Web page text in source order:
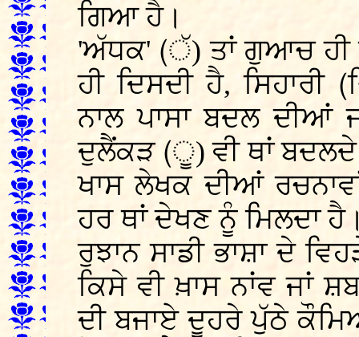
ਗਿਆ ਹੈ।
'ਅੱਧਕ' (ੱ) ਤਾਂ ਗੁਆਚ ਹੀ
ਹੀ ਦਿਸਦੀ ਹੈ,
ਨਾਲ ਪਾਸਾ ਬਦਲ
ਦੁਲੈਂਕੜ (ੂ) ਵੀ ਥਾਂ
ਖਾਸ ਲੇਖਕ ਦੀਆਂ
ਹਰ ਥਾਂ ਦੇਖਣ ਨੂੰ ਮਿਲਦਾ
ਰੁਝਾਨ ਸਾਡੀ ਭਾਸ਼ਾ ਦੇ
ਕਿਸੇ ਵੀ ਖ਼ਾਸ ਨਾਂਵ ਜਾਂ
ਦੀ ਬਜਾਏ ਦੂਹਰੇ ਪੁੱਠੇ